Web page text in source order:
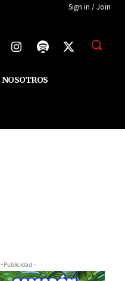
Sign in / Join
NOSOTROS
-Publicidad -